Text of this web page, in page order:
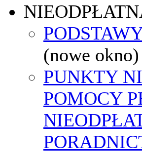
(nowe okno)
PUNKTY
POMOCY